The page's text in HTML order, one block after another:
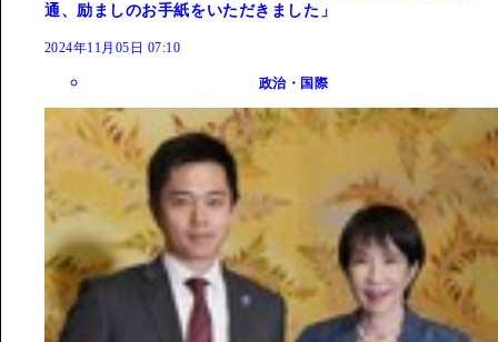
通、励ましのお手紙をいただきました」
2024年11月05日 07:10
政治・国際